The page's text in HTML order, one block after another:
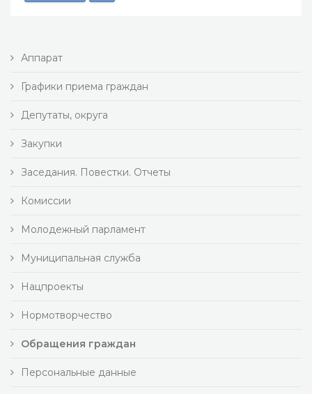
Аппарат
Графики приема граждан
Депутаты, округа
Закупки
Заседания. Повестки. Отчеты
Комиссии
Молодежный парламент
Муниципальная служба
Нацпроекты
Нормотворчество
Обращения граждан
Персональные данные